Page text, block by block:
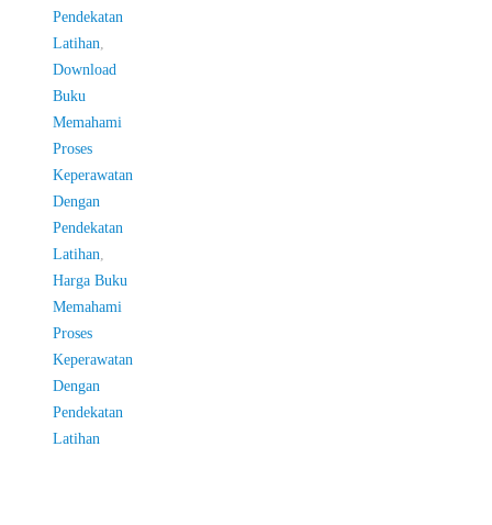
Pendekatan
Latihan
Download
Buku
Memahami
Proses
Keperawatan
Dengan
Pendekatan
Latihan
Harga Buku
Memahami
Proses
Keperawatan
Dengan
Pendekatan
Latihan